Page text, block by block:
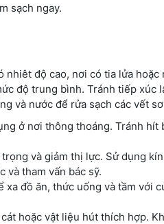
sạch ngay.
nhiêt độ cao, nơi có tia lửa hoặc
độ trung bình. Tránh tiếp xúc
và nước để rửa sạch các vết
ở nơi thông thoáng. Tránh
và giảm thị lực. Sử dụng
và tham vấn bác sỹ.
đồ ăn, thức uống và tầm với
hoặc vật liệu hút thích hợp.